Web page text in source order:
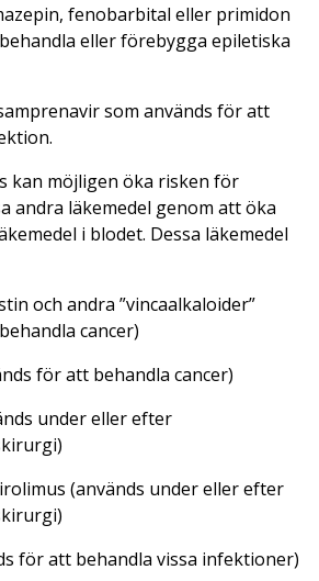
fenobarbital eller primidon
eller förebygga epiletiska
som används för att
kan möjligen öka risken för
andra läkemedel genom att öka
i blodet. Dessa läkemedel
och andra ”vincaalkaloider”
cancer)
för att behandla cancer)
under eller efter
(används under eller efter
för att behandla vissa infektioner)